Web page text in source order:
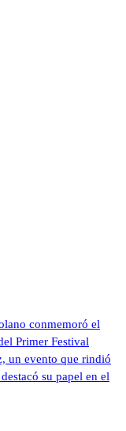
conmemoró el
Primer Festival
un evento que rindió
su papel en el